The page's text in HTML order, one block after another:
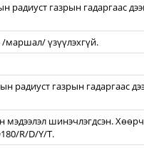
радиуст газрын гадаргаас
маршал/ үзүүлэхгүй.
радиуст газрын гадаргаас
шинэчлэгдсэн.
R/D/Y/T.